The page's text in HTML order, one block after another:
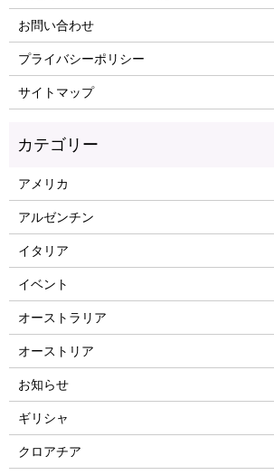
お問い合わせ
プライバシーポリシー
サイトマップ
アメリカ
アルゼンチン
イタリア
イベント
オーストラリア
オーストリア
お知らせ
ギリシャ
クロアチア